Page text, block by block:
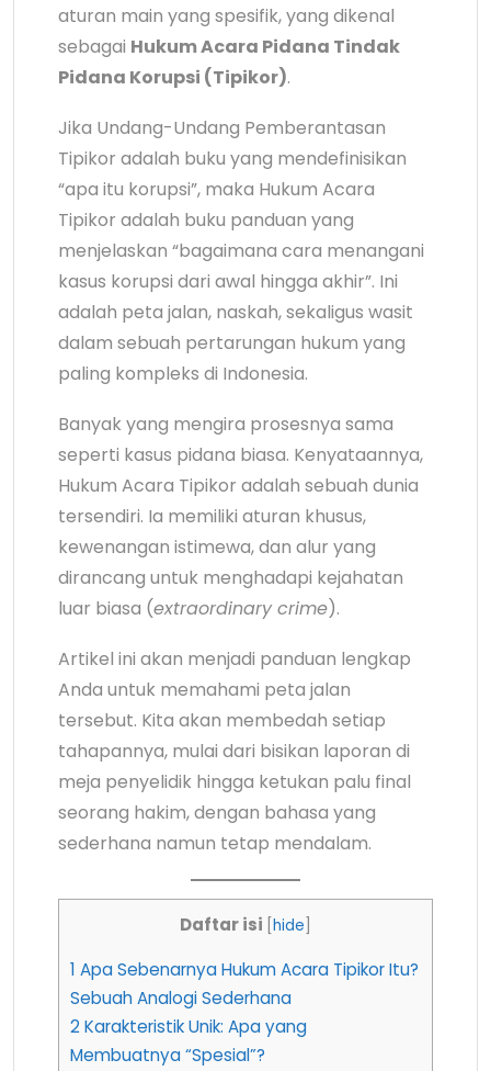
aturan main yang spesifik, yang dikenal
sebagai Hukum Acara Pidana Tindak
Pidana Korupsi (Tipikor).
Jika Undang-Undang Pemberantasan
Tipikor adalah buku yang mendefinisikan
“apa itu korupsi”, maka Hukum Acara
Tipikor adalah buku panduan yang
menjelaskan “bagaimana cara menangani
kasus korupsi dari awal hingga akhir”. Ini
adalah peta jalan, naskah, sekaligus wasit
dalam sebuah pertarungan hukum yang
paling kompleks di Indonesia.
Banyak yang mengira prosesnya sama
seperti kasus pidana biasa. Kenyataannya,
Hukum Acara Tipikor adalah sebuah dunia
tersendiri. Ia memiliki aturan khusus,
kewenangan istimewa, dan alur yang
dirancang untuk menghadapi kejahatan
luar biasa (extraordinary crime).
Artikel ini akan menjadi panduan lengkap
Anda untuk memahami peta jalan
tersebut. Kita akan membedah setiap
tahapannya, mulai dari bisikan laporan di
meja penyelidik hingga ketukan palu final
seorang hakim, dengan bahasa yang
sederhana namun tetap mendalam.
Daftar isi hide
1 Apa Sebenarnya Hukum Acara Tipikor Itu?
Sebuah Analogi Sederhana
2Karakteristik Unik: Apa yang
Membuatnya “Spesial”?